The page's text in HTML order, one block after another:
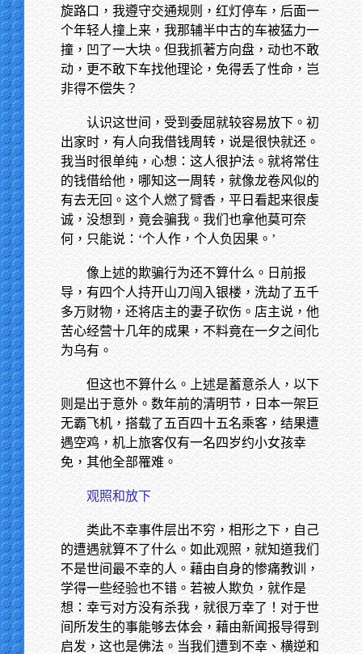
旋路口，我遵守交通规则，红灯停车，后面一
个年轻人撞上来，我那辅半中古的车被猛力一
撞，凹了一大块。但我抓著方向盘，动也不敢
动，更不敢下车找他理论，免得丢了性命，岂
非得不偿失？
认识这世间，受到委屈就较容易放下。初
出家时，有人向我借钱周转，说是很快就还。
我当时很单纯，心想：这人很护法。就将常住
的钱借给他，哪知这一周转，就像龙卷风似的
有去无回。这个人燃了臂香，平日看起来很虔
诚，没想到，竟会骗我。我们也拿他莫可奈
何，只能说：‘个人作，个人负因果。’
像上述的欺骗行为还不算什么。日前报
导，有四个人持开山刀闯入银楼，洗劫了五千
多万财物，还将店主的妻子砍伤。店主说，他
苦心经营十几年的成果，不料竟在一夕之间化
为乌有。
但这也不算什么。上述是蓄意杀人，以下
则是出于意外。数年前的清明节，日本一架巨
无霸飞机，搭载了五百四十五名乘客，结果遭
遇空鸡，机上旅客仅有一名四岁约小女孩幸
免，其他全部罹难。
观照和放下
类此不幸事件层出不穷，相形之下，自己
的遭遇就算不了什么。如此观照，就知道我们
不是世间最不幸的人。藉由自身的惨痛教训，
学得一些经验也不错。若被人欺负，就作是
想：幸亏对方没有杀我，就很万幸了！对于世
间所发生的事能够去体会，藉由新闻报导得到
启发，这也是佛法。当我们遭到不幸、横逆和